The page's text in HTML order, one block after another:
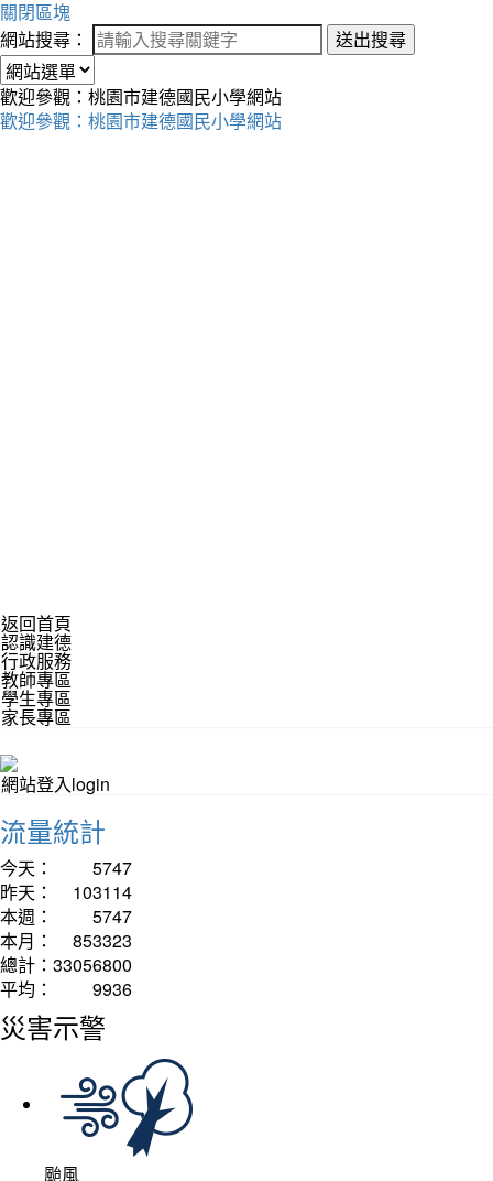
關閉區塊
網站搜尋：
送出搜尋
歡迎參觀：桃園市建德國民小學網站
歡迎參觀：桃園市建德國民小學網站
返回首頁
認識建德
行政服務
教師專區
學生專區
家長專區
網站登入login
流量統計
今天：
5747
昨天：
103114
本週：
5747
本月：
853323
總計： 33056800
平均：
9936
災害示警
颱風